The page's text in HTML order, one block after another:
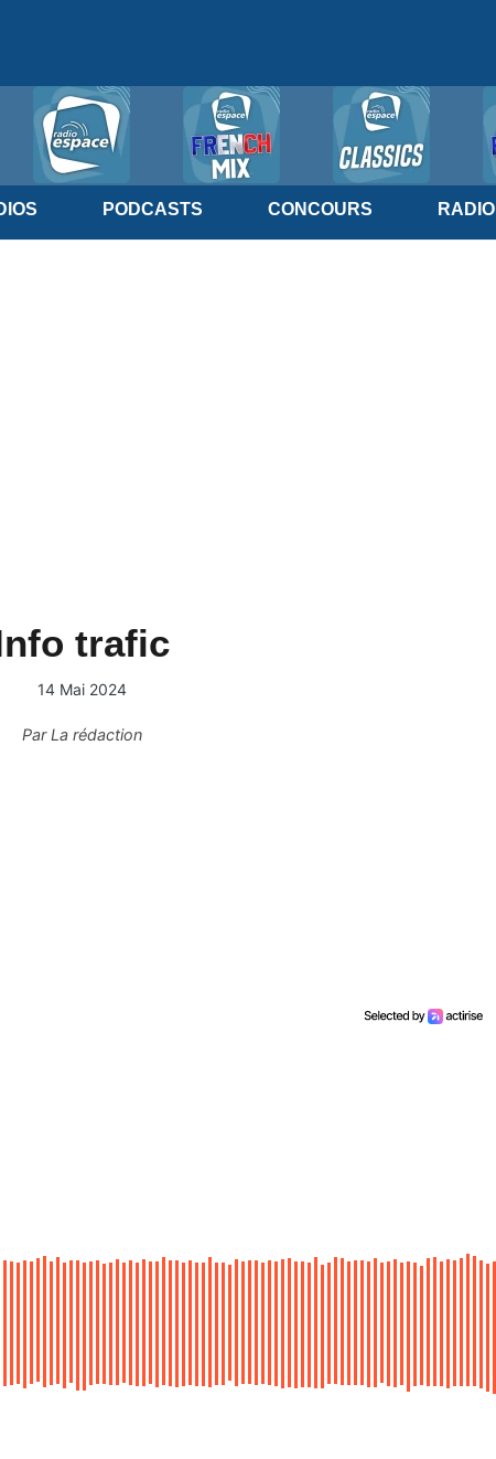
PODCASTS CONCOURS RADIO
trafic
14 Mai 2024
ParLa rédaction